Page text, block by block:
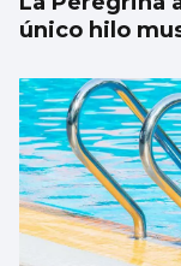
único hilo